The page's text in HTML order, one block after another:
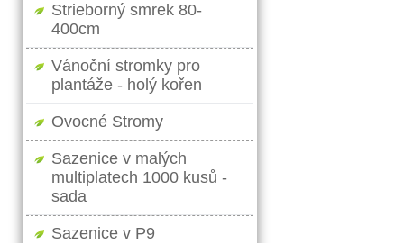
Strieborný smrek 80-
400cm
Vánoční stromky pro
plantáže - holý kořen
Ovocné Stromy
Sazenice v malých
multiplatech 1000 kusů -
sada
Sazenice v P9